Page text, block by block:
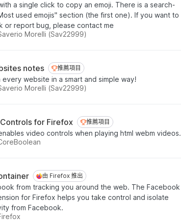
a single click to copy an emoji. There is a search-
used emojis" section (the first one). If you want to
or report bug, please contact me
Morelli (Sav22999)
notes 推薦項目
推薦項目
website in a smart and simple way!
Morelli (Sav22999)
for Firefox 推薦項目
推薦項目
video controls when playing html webm videos.
由 Firefox 推出
由 Firefox 推出
from tracking you around the web. The Facebook
for Firefox helps you take control and isolate
from Facebook.